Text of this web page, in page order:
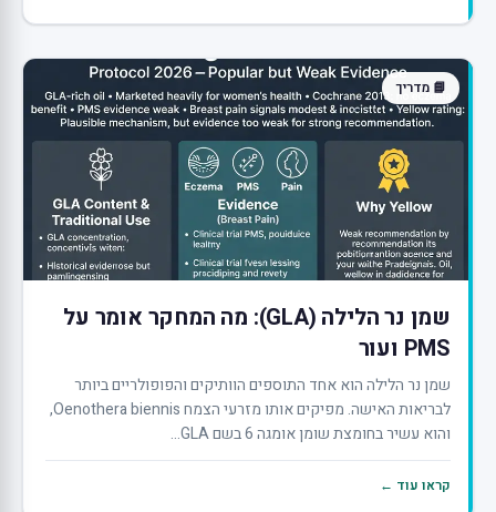
📘 מדריך
שמן נר הלילה (GLA): מה המחקר אומר על
PMS ועור
שמן נר הלילה הוא אחד התוספים הוותיקים והפופולריים ביותר
לבריאות האישה. מפיקים אותו מזרעי הצמח Oenothera biennis,
והוא עשיר בחומצת שומן אומגה 6 בשם GLA...
קראו עוד ←